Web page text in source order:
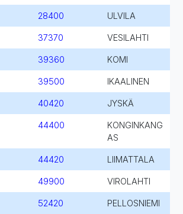
28400 ULVILA
37370 VESILAHTI
39360 KOMI
39500 IKAALINEN
40420 JYSKÄ
44400
KONGINKANG
AS
44420 LIIMATTALA
49900 VIROLAHTI
52420 PELLOSNIEMI